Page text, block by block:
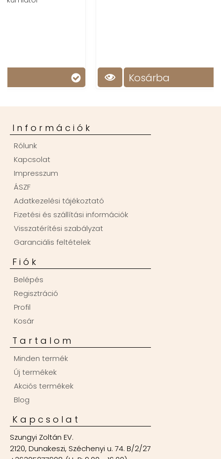
Kosárba
Információk
Rólunk
Kapcsolat
Impresszum
ÁSZF
Adatkezelési tájékoztató
Fizetési és szállítási információk
Visszatérítési szabályzat
Garanciális feltételek
Fiók
Belépés
Regisztráció
Profil
Kosár
Tartalom
Minden termék
Új termékek
Akciós termékek
Blog
Kapcsolat
Szungyi Zoltán EV.
2120, Dunakeszi, Széchenyi u. 74. B/2/27